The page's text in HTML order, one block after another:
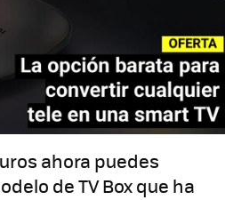
ahora puedes
de TV Box que ha